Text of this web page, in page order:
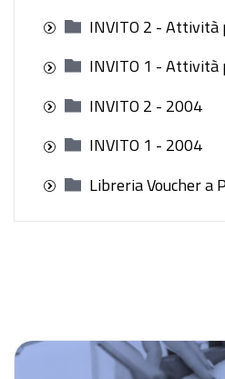
INVITO 2 - Attività
INVITO 1 - Attività
INVITO 2 - 2004
INVITO 1 - 2004
Libreria Voucher a